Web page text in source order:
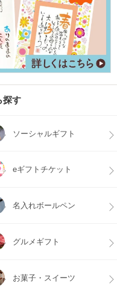
探す
ソーシャルギフト
eギフトチケット
名入れボールペン
グルメギフト
お菓子・スイーツ